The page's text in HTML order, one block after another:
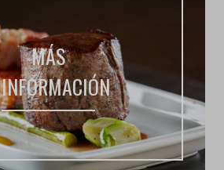
MÁS
INFORMACIÓN